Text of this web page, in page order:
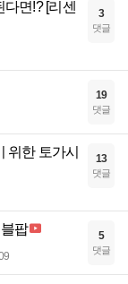
면!? [리센
3
댓글
19
댓글
위한 토가시
13
댓글
팝 5
댓글